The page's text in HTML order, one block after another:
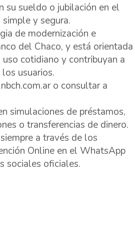
su sueldo o jubilación en el
y segura.
de modernización e
del Chaco, y está orientada
cotidiano y contribuyan a
usuarios.
o consultar a
simulaciones de préstamos,
o transferencias de dinero.
a través de los
Online en el WhatsApp
sociales oficiales.